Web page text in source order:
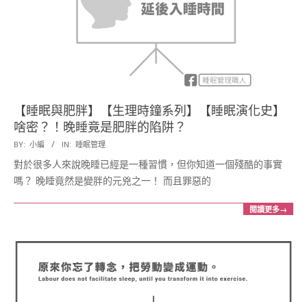
【睡眠與肥胖】【生理時鐘系列】【睡眠演化史】
啥密？！晚睡竟是肥胖的陷阱？
2017-
05-
31
BY: 小編 IN: 睡眠管理
對於很多人來說晚睡已經是一種習慣，但你知道一個殘酷的事實
嗎？ 晚睡竟然是變胖的元兇之一！ 而且罪惡的
閱讀更多→